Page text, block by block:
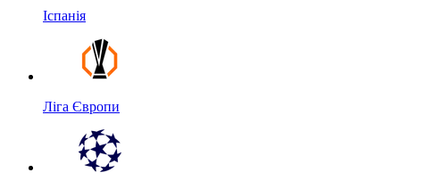
Іспанія
Ліга Європи